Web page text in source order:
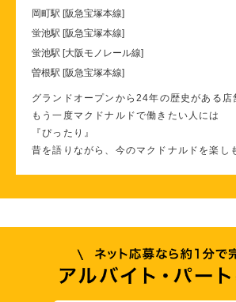
岡町駅 [阪急宝塚本線]
蛍池駅 [阪急宝塚本線]
蛍池駅 [大阪モノレール線]
曽根駅 [阪急宝塚本線]
グランドオープンから24年の歴史がある店
もう一度マクドナルドで働きたい人には
『ぴったり』
昔を語りながら、今のマクドナルドを楽し